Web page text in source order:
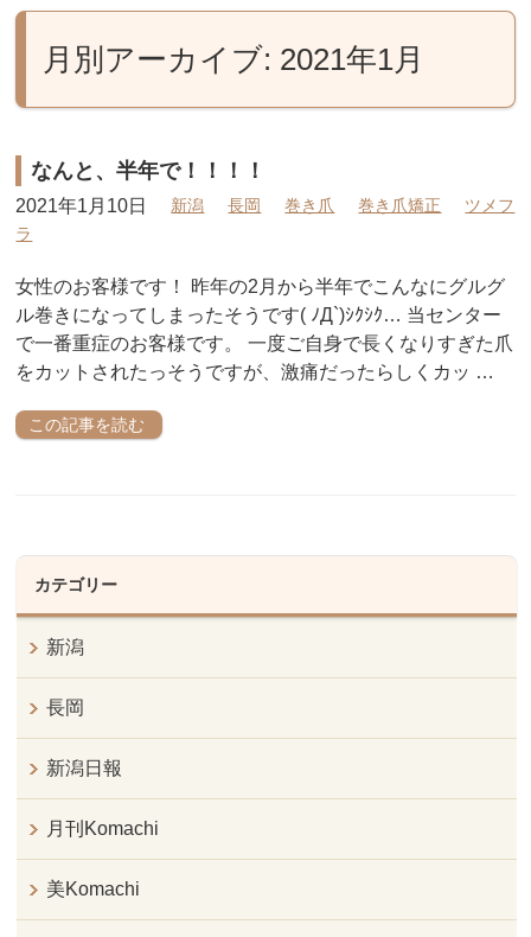
月別アーカイブ: 2021年1月
なんと、半年で！！！！
2021年1月10日 新潟 長岡 巻き爪 巻き爪矯正
ツメフ
ラ
女性のお客様です！ 昨年の2月から半年でこんなにグルグ
ル巻きになってしまったそうです( ﾉД`)ｼｸｼｸ… 当センター
で一番重症のお客様です。 一度ご自身で長くなりすぎた爪
をカットされたっそうですが、激痛だったらしくカッ …
この記事を読む
カテゴリー
新潟
長岡
新潟日報
月刊Komachi
美Komachi